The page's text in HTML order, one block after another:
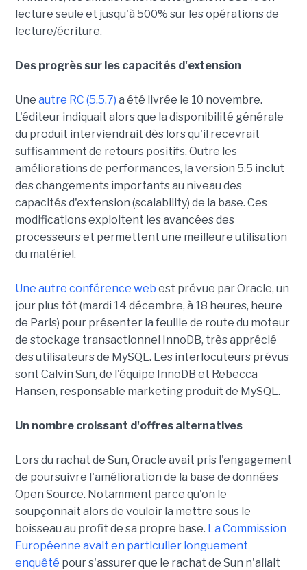
lecture seule et jusqu'à 500% sur les opérations de
lecture/écriture.
Des progrès sur les capacités d'extension
Une autre RC (5.5.7) a été livrée le 10 novembre.
L'éditeur indiquait alors que la disponibilité générale
du produit interviendrait dès lors qu'il recevrait
suffisamment de retours positifs. Outre les
améliorations de performances, la version 5.5 inclut
des changements importants au niveau des
capacités d'extension (scalability) de la base. Ces
modifications exploitent les avancées des
processeurs et permettent une meilleure utilisation
du matériel.
Une autre conférence web est prévue par Oracle, un
jour plus tôt (mardi 14 décembre, à 18 heures, heure
de Paris) pour présenter la feuille de route du moteur
de stockage transactionnel InnoDB, très apprécié
des utilisateurs de MySQL. Les interlocuteurs prévus
sont Calvin Sun, de l'équipe InnoDB et Rebecca
Hansen, responsable marketing produit de MySQL.
Un nombre croissant d'offres alternatives
Lors du rachat de Sun, Oracle avait pris l'engagement
de poursuivre l'amélioration de la base de données
Open Source. Notamment parce qu'on le
soupçonnait alors de vouloir la mettre sous le
boisseau au profit de sa propre base. La Commission
Européenne avait en particulier longuement
enquêté pour s'assurer que le rachat de Sun n'allait